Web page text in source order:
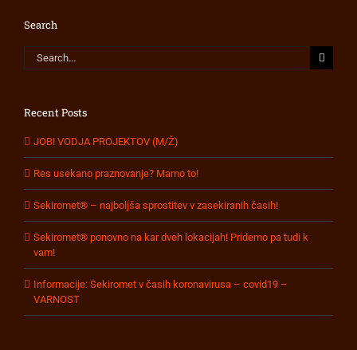
Search
Search
for:
Recent Posts
JOB! VODJA PROJEKTOV (M/Ž)
Res usekano praznovanje? Mamo to!
Sekiromet® – najboljša sprostitev v zasekiranih časih!
Sekiromet® ponovno na kar dveh lokacijah! Pridemo pa tudi k
vam!
Informacije: Sekiromet v časih koronavirusa – covid19 –
VARNOST